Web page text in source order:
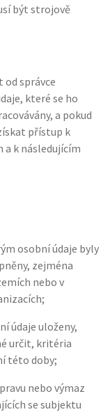
být strojově
od správce
které se ho
a pokud
přístup k
k následujícím
osobní údaje byly
zejména
nebo v
údaje uloženy,
určit, kritéria
této doby;
nebo výmaz
se subjektu